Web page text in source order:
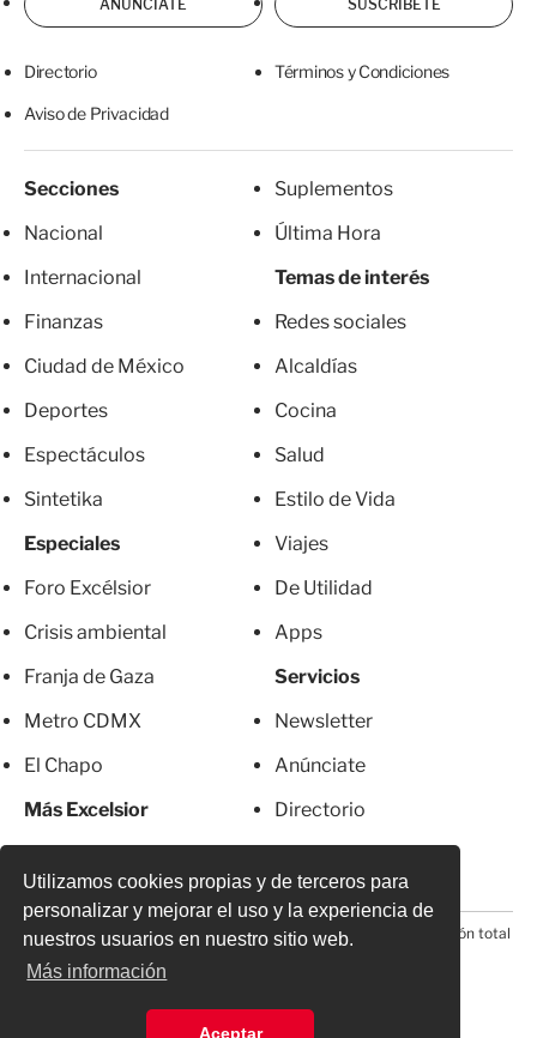
Utilizamos cookies propias y de terceros para
personalizar y mejorar el uso y la experiencia de
nuestros usuarios en nuestro sitio web.
Más información
Aceptar
ANÚNCIATE SUSCRÍBETE
Directorio Términos y Condiciones
Aviso de Privacidad
Secciones
Nacional
Internacional
Finanzas
Ciudad de México
Deportes
Espectáculos
Sintetika
Especiales
Foro Excélsior
Crisis ambiental
Franja de Gaza
Metro CDMX
El Chapo
Más Excelsior
Suplementos
Última Hora
Temas de interés
Redes sociales
Alcaldías
Cocina
Salud
Estilo de Vida
Viajes
De Utilidad
Apps
Servicios
Newsletter
Anúnciate
Directorio
© 2026 Todos los derechos reservados. Prohibida la reproducción total
o parcial, incluyendo cualquier medio electrónico*